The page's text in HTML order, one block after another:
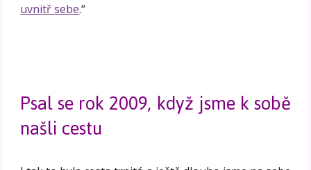
uvnitř sebe.“
Psal se rok 2009, když jsme k sobě
našli cestu